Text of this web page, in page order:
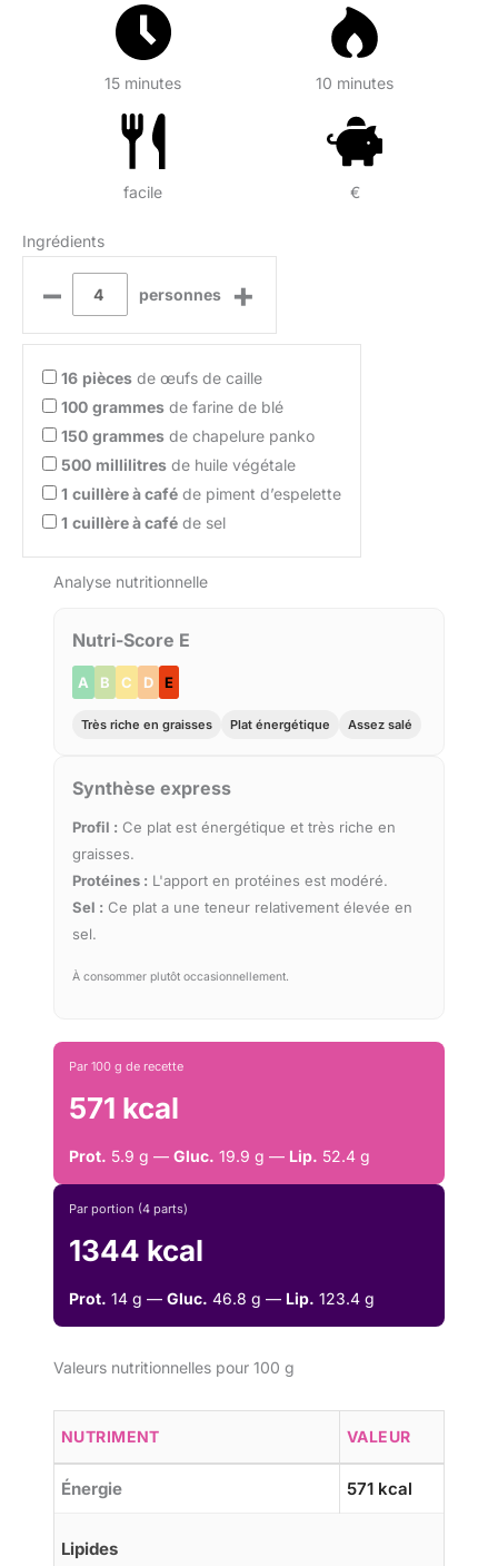
15 minutes 10 minutes
facile €
Ingrédients
– personnes +
16 pièces de œufs de caille
100 grammes de farine de blé
150 grammes de chapelure panko
500 millilitres de huile végétale
1 cuillère à café de piment d’espelette
1 cuillère à café de sel
Analyse nutritionnelle
Nutri-Score E
A B C D E
Très riche en graisses Plat énergétique Assez salé
Synthèse express
Profil : Ce plat est énergétique et très riche en
graisses.
Protéines : L'apport en protéines est modéré.
Sel : Ce plat a une teneur relativement élevée en
sel.
À consommer plutôt occasionnellement.
Par 100 g de recette
571 kcal
Prot. 5.9 g — Gluc. 19.9 g — Lip. 52.4 g
Par portion (4 parts)
1344 kcal
Prot. 14 g — Gluc. 46.8 g — Lip. 123.4 g
Valeurs nutritionnelles pour 100 g
NUTRIMENT VALEUR
Énergie 571 kcal
Lipides